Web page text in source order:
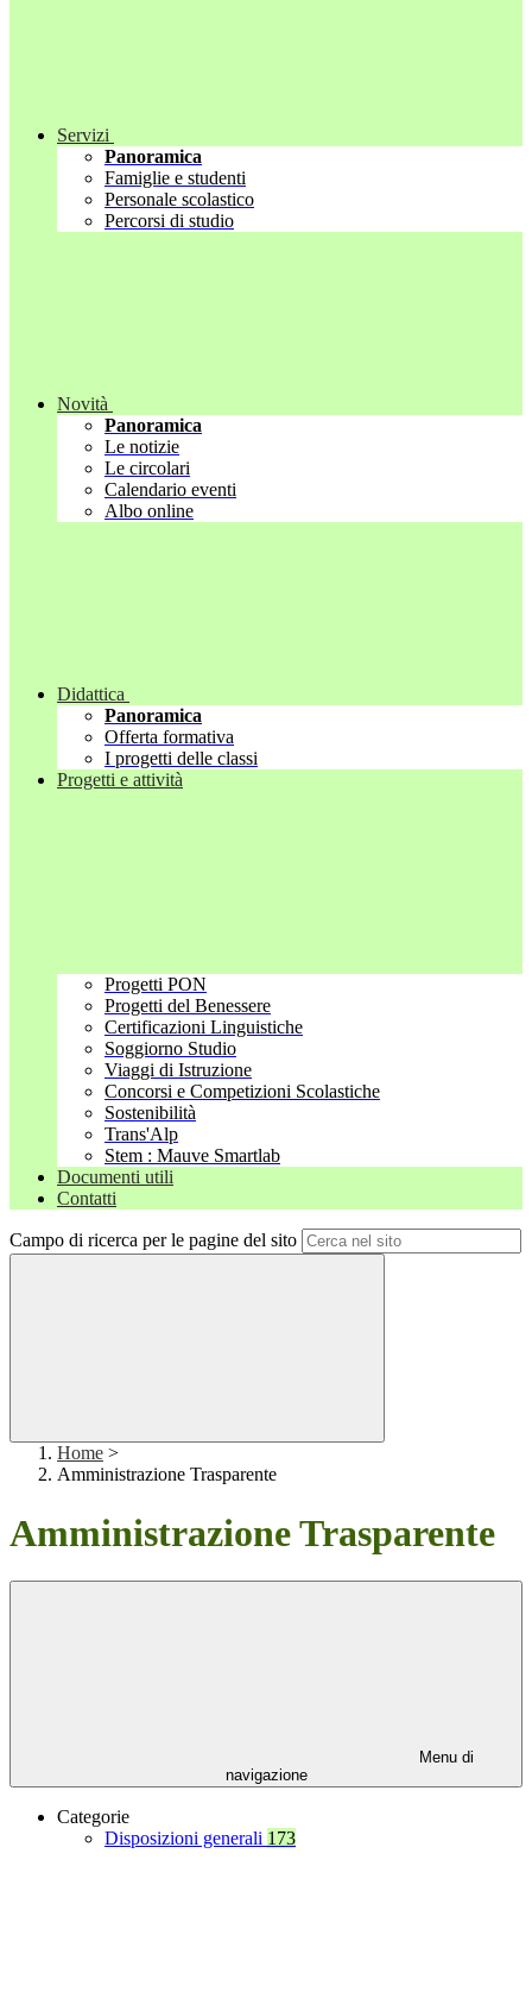
Servizi
Panoramica
Famiglie e studenti
Personale scolastico
Percorsi di studio
Novità
Panoramica
Le notizie
Le circolari
Calendario eventi
Albo online
Didattica
Panoramica
Offerta formativa
I progetti delle classi
Progetti e attività
Progetti PON
Progetti del Benessere
Certificazioni Linguistiche
Soggiorno Studio
Viaggi di Istruzione
Concorsi e Competizioni Scolastiche
Sostenibilità
Trans'Alp
Stem : Mauve Smartlab
Documenti utili
Contatti
Campo di ricerca per le pagine del sito
Home >
Amministrazione Trasparente
Amministrazione Trasparente
Menu di
navigazione
Categorie
Disposizioni generali 173